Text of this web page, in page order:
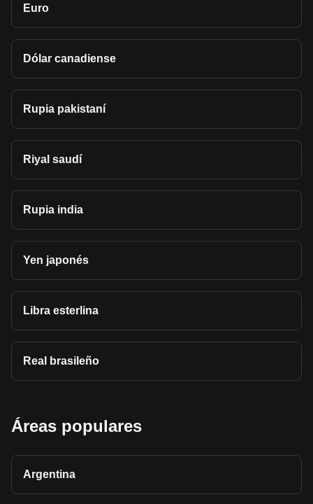
Euro
Dólar canadiense
Rupia pakistaní
Riyal saudí
Rupia india
Yen japonés
Libra esterlina
Real brasileño
Áreas populares
Argentina